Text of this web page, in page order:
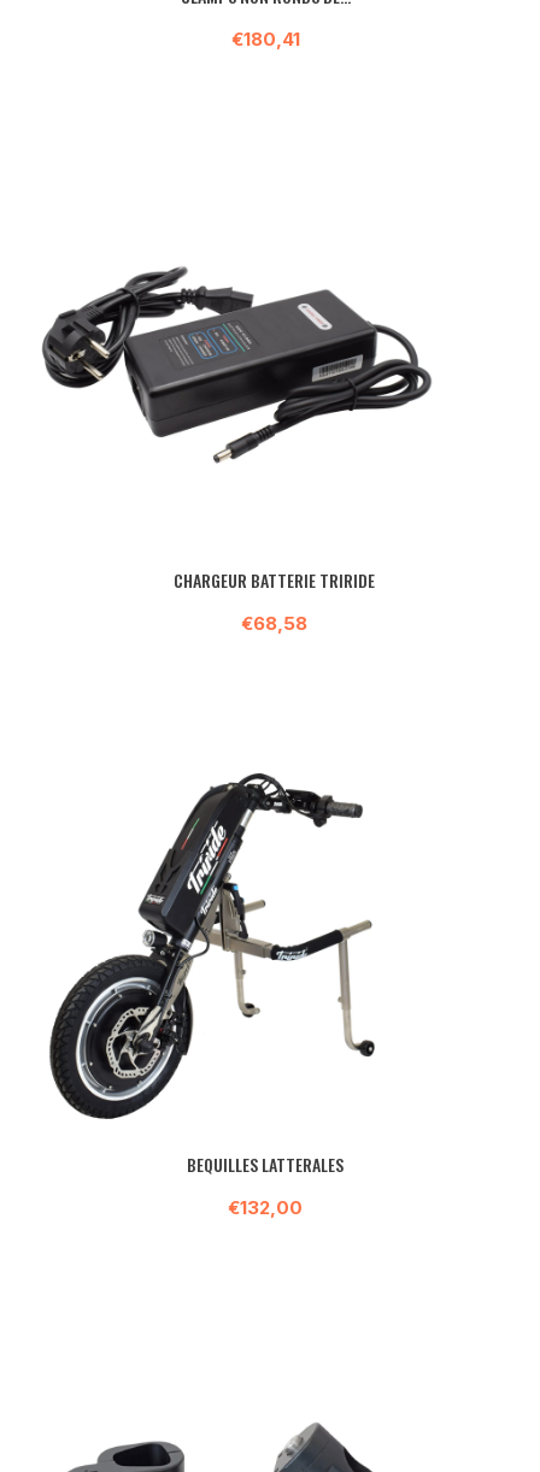
€180,41
CHARGEUR BATTERIE TRIRIDE
€68,58
BEQUILLES LATTERALES
€132,00